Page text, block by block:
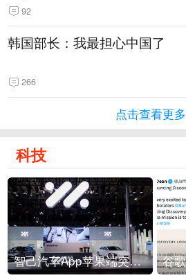
92
韩国部长：我最担心中国了
266
点击查看更多
科技
智己汽车App苹果端突然“下架”